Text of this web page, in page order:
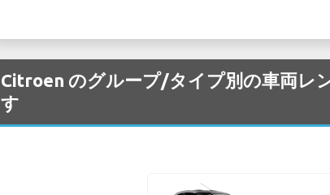
Citroen のグループ/タイプ別の車両レ
す